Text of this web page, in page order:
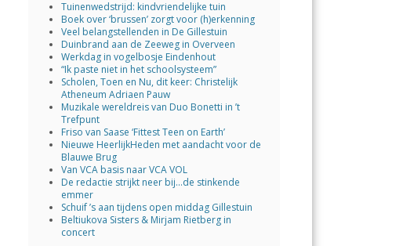
Tuinenwedstrijd: kindvriendelijke tuin
Boek over ‘brussen’ zorgt voor (h)erkenning
Veel belangstellenden in De Gillestuin
Duinbrand aan de Zeeweg in Overveen
Werkdag in vogelbosje Eindenhout
“Ik paste niet in het schoolsysteem”
Scholen, Toen en Nu, dit keer: Christelijk
Atheneum Adriaen Pauw
Muzikale wereldreis van Duo Bonetti in ’t
Trefpunt
Friso van Saase ‘Fittest Teen on Earth’
Nieuwe HeerlijkHeden met aandacht voor de
Blauwe Brug
Van VCA basis naar VCA VOL
De redactie strijkt neer bij…de stinkende
emmer
Schuif ’s aan tijdens open middag Gillestuin
Beltiukova Sisters & Mirjam Rietberg in
concert